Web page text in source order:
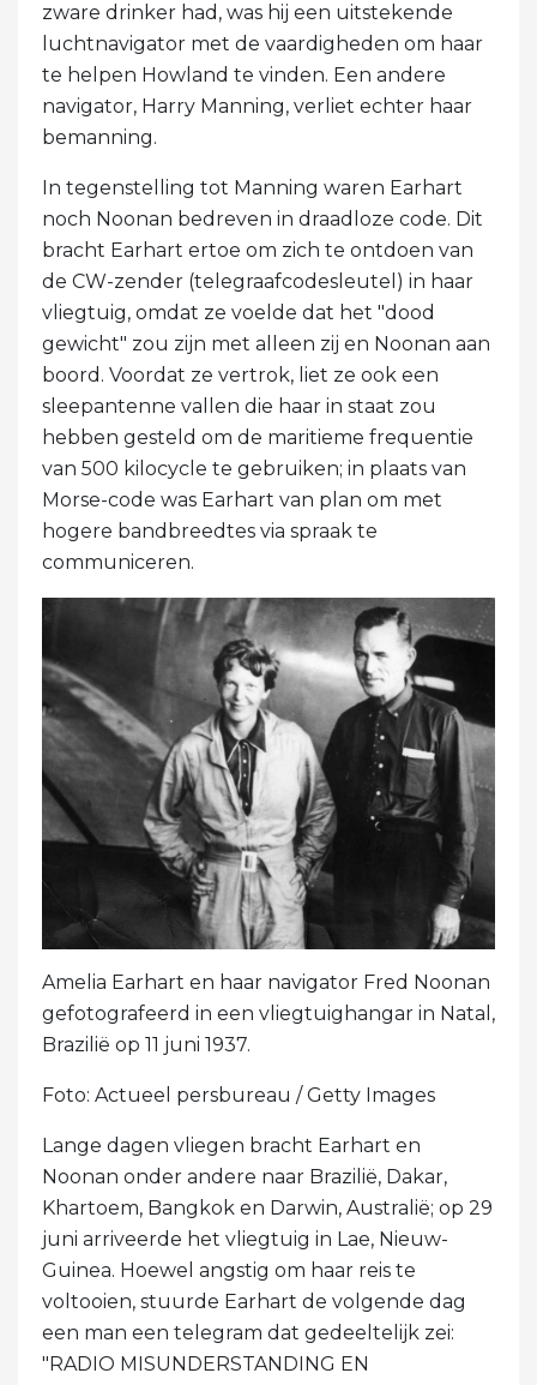
zware drinker had, was hij een uitstekende
luchtnavigator met de vaardigheden om haar
te helpen Howland te vinden. Een andere
navigator, Harry Manning, verliet echter haar
bemanning.
In tegenstelling tot Manning waren Earhart
noch Noonan bedreven in draadloze code. Dit
bracht Earhart ertoe om zich te ontdoen van
de CW-zender (telegraafcodesleutel) in haar
vliegtuig, omdat ze voelde dat het "dood
gewicht" zou zijn met alleen zij en Noonan aan
boord. Voordat ze vertrok, liet ze ook een
sleepantenne vallen die haar in staat zou
hebben gesteld om de maritieme frequentie
van 500 kilocycle te gebruiken; in plaats van
Morse-code was Earhart van plan om met
hogere bandbreedtes via spraak te
communiceren.
Amelia Earhart en haar navigator Fred Noonan
gefotografeerd in een vliegtuighangar in Natal,
Brazilië op 11 juni 1937.
Foto: Actueel persbureau / Getty Images
Lange dagen vliegen bracht Earhart en
Noonan onder andere naar Brazilië, Dakar,
Khartoem, Bangkok en Darwin, Australië; op 29
juni arriveerde het vliegtuig in Lae, Nieuw-
Guinea. Hoewel angstig om haar reis te
voltooien, stuurde Earhart de volgende dag
een man een telegram dat gedeeltelijk zei:
"RADIO MISUNDERSTANDING EN